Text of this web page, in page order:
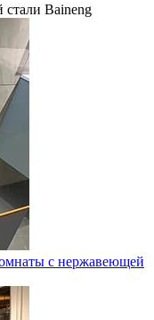
Baineng
с нержавеющей